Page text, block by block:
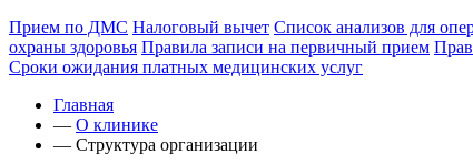
Прием по ДМС Налоговый вычет Список анализов для
охраны здоровья Правила записи на первичный прием
Сроки ожидания платных медицинских услуг
Главная
— О клинике
— Структура организации